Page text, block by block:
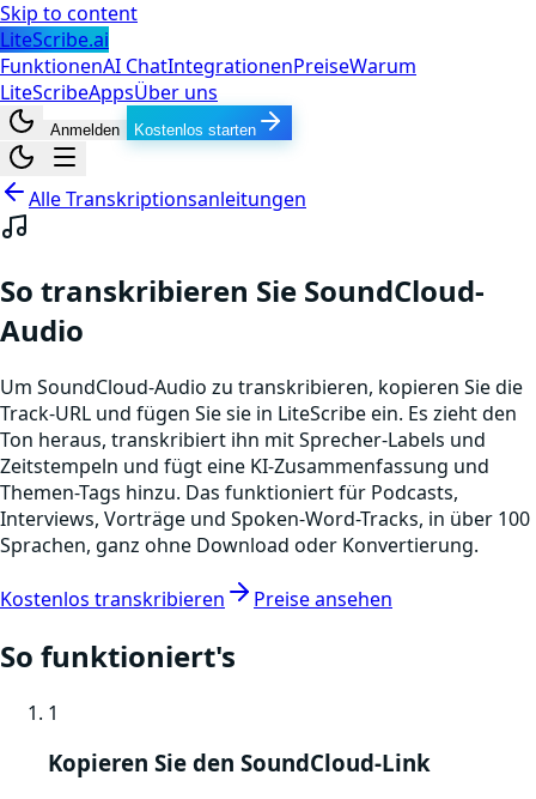
Skip to content
LiteScribe.ai
FunktionenAI ChatIntegrationenPreiseWarum
LiteScribeAppsÜber uns
Anmelden Kostenlos starten
Alle Transkriptionsanleitungen
So transkribieren Sie SoundCloud-
Audio
Um SoundCloud-Audio zu transkribieren, kopieren Sie die
Track-URL und fügen Sie sie in LiteScribe ein. Es zieht den
Ton heraus, transkribiert ihn mit Sprecher-Labels und
Zeitstempeln und fügt eine KI-Zusammenfassung und
Themen-Tags hinzu. Das funktioniert für Podcasts,
Interviews, Vorträge und Spoken-Word-Tracks, in über 100
Sprachen, ganz ohne Download oder Konvertierung.
Kostenlos transkribieren Preise ansehen
So funktioniert's
1
Kopieren Sie den SoundCloud-Link